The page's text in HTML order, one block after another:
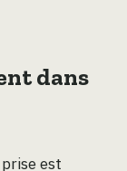
dans
est